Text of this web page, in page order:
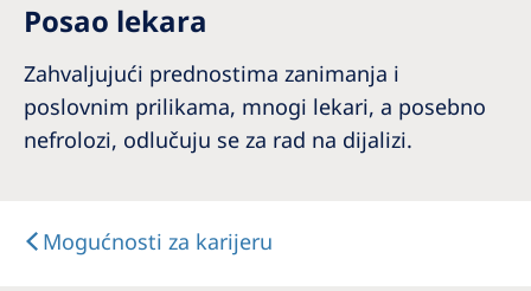
Posao lekara
Zahvaljujući prednostima zanimanja i
poslovnim prilikama, mnogi lekari, a posebno
nefrolozi, odlučuju se za rad na dijalizi.
Mogućnosti za karijeru